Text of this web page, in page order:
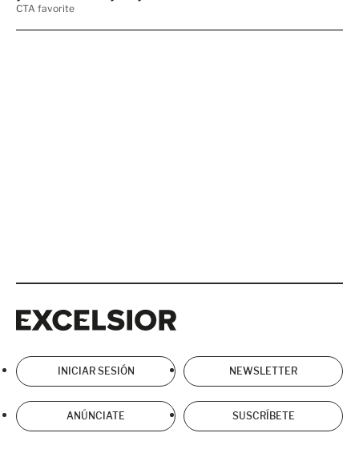
INICIAR SESIÓN NEWSLETTER
ANÚNCIATE SUSCRÍBETE